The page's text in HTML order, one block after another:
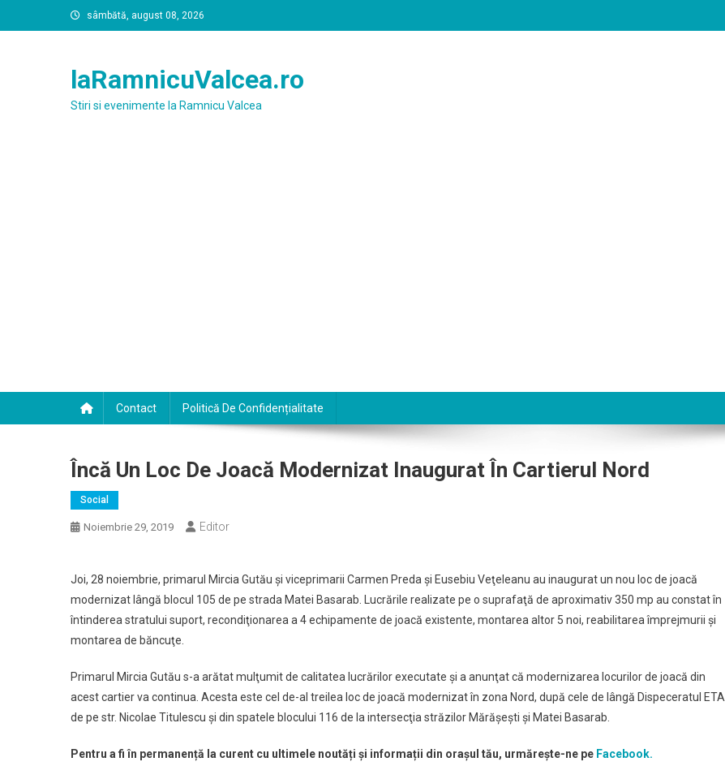
to
sâmbătă, august 08, 2026
laRamnicuValcea.ro
Stiri si evenimente la Ramnicu Valcea
Contact Politică De Confidențialitate
Încă Un Loc De Joacă Modernizat Inaugurat În Cartierul Nord
Social
Noiembrie 29, 2019 Editor
Joi, 28 noiembrie, primarul Mircia Gutău şi viceprimarii Carmen Preda şi Eusebiu Veţeleanu au inaugurat un nou loc de joacă
modernizat lângă blocul 105 de pe strada Matei Basarab. Lucrările realizate pe o suprafaţă de aproximativ 350 mp au constat în
întinderea stratului suport, recondiţionarea a 4 echipamente de joacă existente, montarea altor 5 noi, reabilitarea împrejmurii şi
montarea de băncuţe.
Primarul Mircia Gutău s-a arătat mulţumit de calitatea lucrărilor executate şi a anunţat că modernizarea locurilor de joacă din
acest cartier va continua. Acesta este cel de-al treilea loc de joacă modernizat în zona Nord, după cele de lângă Dispeceratul ETA
de pe str. Nicolae Titulescu şi din spatele blocului 116 de la intersecţia străzilor Mărăşeşti şi Matei Basarab.
Pentru a fi în permanență la curent cu ultimele noutăți și informații din orașul tău, urmărește-ne pe Facebook.